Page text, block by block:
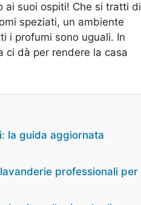
ai suoi ospiti! Che si tratti di
speziati, un ambiente
i profumi sono uguali. In
ci dà per rendere la casa
la guida aggiornata
professionali per